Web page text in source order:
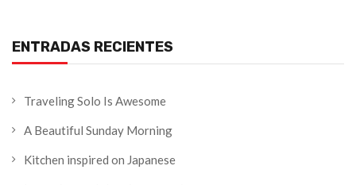
ENTRADAS RECIENTES
Traveling Solo Is Awesome
A Beautiful Sunday Morning
Kitchen inspired on Japanese